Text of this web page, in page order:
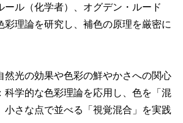
ール（化学者）、オグデン・ルード
彩理論を研究し、補色の原理を厳密に
然光の効果や色彩の鮮やかさへの関心
科学的な色彩理論を応用し、色を「混
小さな点で並べる「視覚混合」を実践